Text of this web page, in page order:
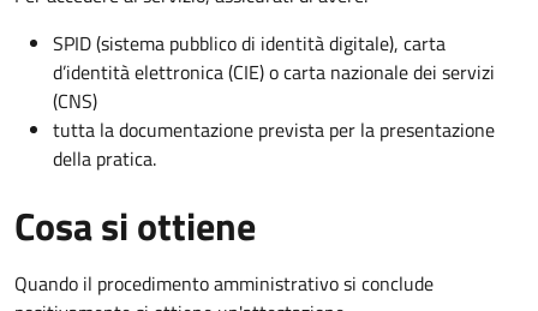
SPID (sistema pubblico di identità digitale), carta
d’identità elettronica (CIE) o carta nazionale dei servizi
(CNS)
tutta la documentazione prevista per la presentazione
della pratica.
Cosa si ottiene
Quando il procedimento amministrativo si conclude